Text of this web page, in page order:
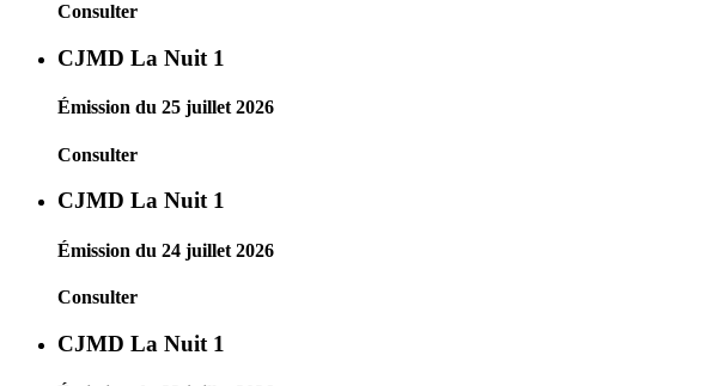
Consulter
CJMD La Nuit 1
Émission du 25 juillet 2026
Consulter
CJMD La Nuit 1
Émission du 24 juillet 2026
Consulter
CJMD La Nuit 1